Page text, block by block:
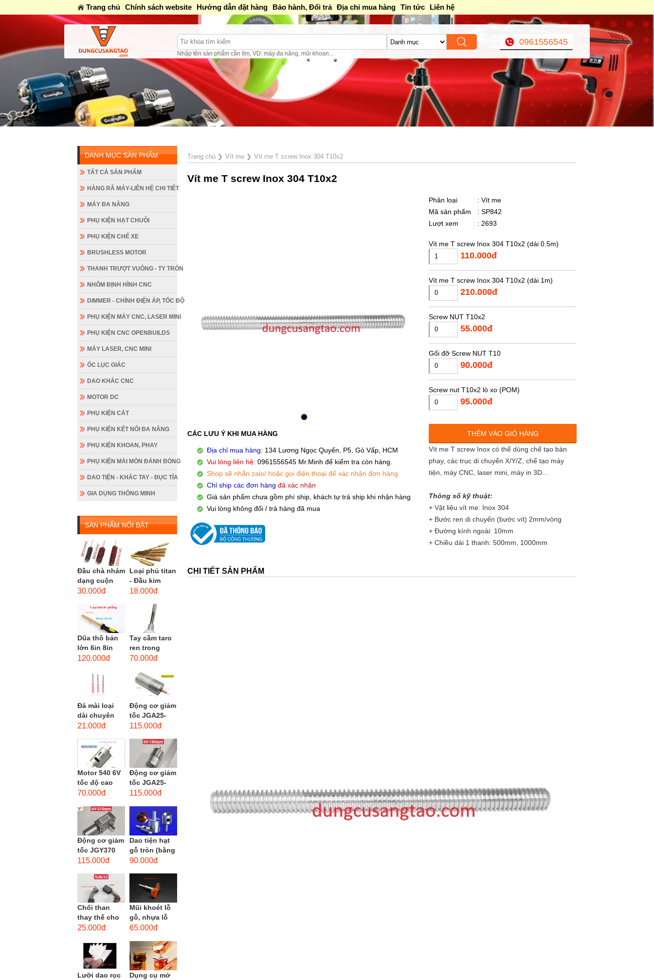
Trang chủ Chính sách website Hướng dẫn đặt hàng Bảo hành, Đổi trả Địa chỉ mua hàng Tin tức Liên hệ
Nhập tên sản phẩm cần tìm, VD: máy đa năng, mũi khoan...
0961556545
DANH MỤC SẢN PHẨM
TẤT CẢ SẢN PHẨM
HÀNG RÃ MÁY-LIÊN HỆ CHI TIẾT
MÁY ĐA NĂNG
PHỤ KIỆN HẠT CHUỖI
PHỤ KIỆN CHẾ XE
BRUSHLESS MOTOR
THANH TRƯỢT VUÔNG - TY TRÒN
NHÔM ĐỊNH HÌNH CNC
DIMMER - CHỈNH ĐIỆN ÁP, TỐC ĐỘ
PHỤ KIỆN MÁY CNC, LASER MINI
PHỤ KIỆN CNC OPENBUILDS
MÁY LASER, CNC MINI
ỐC LỤC GIÁC
DAO KHẮC CNC
MOTOR DC
PHỤ KIỆN CẮT
PHỤ KIỆN KẾT NỐI ĐA NĂNG
PHỤ KIỆN KHOAN, PHAY
PHỤ KIỆN MÀI MÒN ĐÁNH BÓNG
DAO TIỆN - KHẮC TAY - ĐỤC TỈA
GIA DỤNG THÔNG MINH
SẢN PHẨM NỔI BẬT
Đầu chà nhám
dạng cuộn
loại dài gắn
cốt 3mm
đầu...
30.000đ
Loại phủ titan
- Đầu kim
cương hình
(mũi mài...
18.000đ
Dũa thô bản
lớn 6in 8in
phẳng - độ
120.000đ
Tay cầm taro
ren trong
dùng cho mũi
M12
70.000đ
Đá mài loại
dài chuyên
dùng mài
loại, đá mài
cạnh,...
21.000đ
Động cơ giảm
tốc JGA25-
370 3-12 VDC.
mini JGA25-
115.000đ
Motor 540 6V
tốc độ cao
20.000 vòng/
torque
70.000đ
Động cơ giảm
tốc JGA25-
310 6-12 VDC.
mini JGA25-
310
115.000đ
Động cơ giảm
tốc JGY370
DC bánh răng
men xoắn
cao...
115.000đ
Dao tiện hạt
gỗ tròn (bằng
thép trắng)
90.000đ
Chổi than
thay thế cho
động cơ, chổi
motor máy
khoan,...
25.000đ
Mũi khoét lỗ
gỗ, nhựa lỗ
lớn D40mm-
opener)
65.000đ
Lưỡi dao rọc
Dụng cụ mở
Trang chủ❯ Vít me❯ Vít me T screw Inox 304 T10x2
Vít me T screw Inox 304 T10x2
CÁC LƯU Ý KHI MUA HÀNG
Địa chỉ mua hàng: 134 Lương Ngọc Quyến, P5, Gò Vấp, HCM
Vui lòng liên hệ: 0961556545 Mr.Minh để kiểm tra còn hàng.
Shop sẽ nhắn zalo/ hoặc gọi điện thoại để xác nhận đơn hàng
Chỉ ship các đơn hàng đã xác nhận
Giá sản phẩm chưa gồm phí ship, khách tự trả ship khi nhận hàng
Vui lòng không đổi / trả hàng đã mua
Phân loại
: Vít me
Mã sản phẩm
: SP842
Lượt xem
: 2693
Vít me T screw Inox 304 T10x2 (dài 0.5m)
110.000đ
Vít me T screw Inox 304 T10x2 (dài 1m)
210.000đ
Screw NUT T10x2
55.000đ
Gối đỡ Screw NUT T10
90.000đ
Screw nut T10x2 lò xo (POM)
95.000đ
THÊM VÀO GIỎ HÀNG
Vít me T screw Inox có thể dùng chế tạo bàn
phay, các trục di chuyển X/Y/Z, chế tạo máy
tiện, máy CNC, laser mini, máy in 3D...
Thông số kỹ thuật:
+ Vật liệu vít me: Inox 304
+ Bước ren di chuyển (bước vít) 2mm/vòng
+ Đường kính ngoài: 10mm
+ Chiều dài 1 thanh: 500mm, 1000mm
CHI TIẾT SẢN PHẨM